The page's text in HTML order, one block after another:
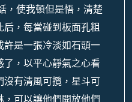
，使我頓但是悟，清楚
，每當碰到板面孔粗
是一張冷淡如石頭一
，以平心靜氣之心看
有清風可攬，星斗可